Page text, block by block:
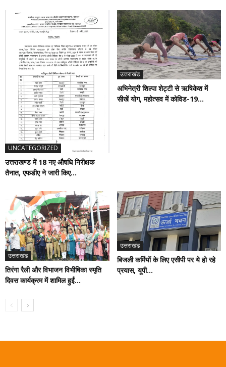
UNCATEGORIZED
उत्तराखण्ड में 18 नए औषधि निरीक्षक
तैनात, एफडीए ने जारी किए...
उत्तराखंड
अभिनेत्री शिल्पा शेट्टी से ऋषिकेश में
सीखें योग, महोत्सव में कोविड-19...
उत्तराखंड
तिरंगा रैली और विभाजन विभीषिका स्मृति
दिवस कार्यक्रम में शामिल हुईं...
उत्तराखंड
बिजली कर्मियों के लिए एसीपी पर ये हो रहे
प्रयास, यूपी...